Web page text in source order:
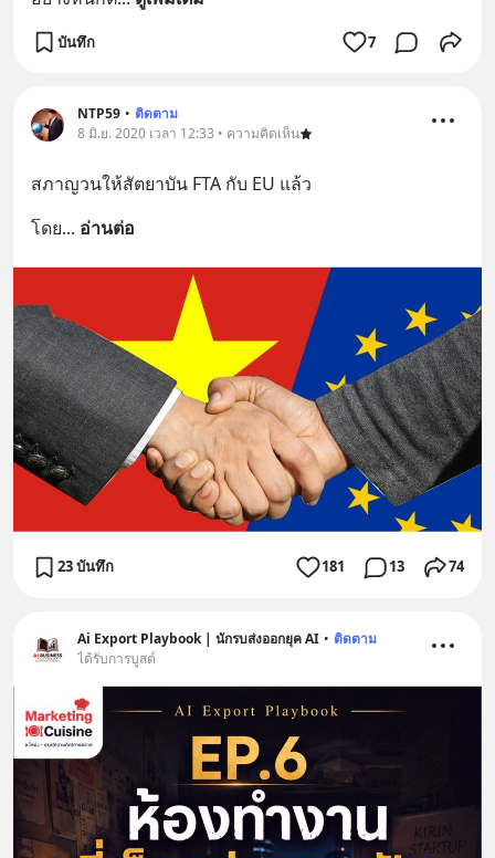
บันทึก 7
NTP59 • ติดตาม
8 มิ.ย. 2020 เวลา 12:33 • ความคิดเห็น
สภาญวนให้สัตยาบัน FTA กับ EU แล้ว
โดย... อ่านต่อ
23 บันทึก 181 13 74
Ai Export Playbook | นักรบส่งออกยุค AI • ติดตาม
ได้รับการบูสต์